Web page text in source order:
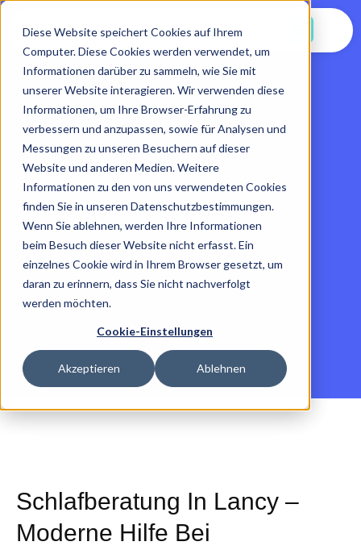
Diese Website speichert Cookies auf Ihrem
Computer. Diese Cookies werden verwendet, um
Informationen darüber zu sammeln, wie Sie mit
unserer Website interagieren. Wir verwenden diese
Informationen, um Ihre Browser-Erfahrung zu
verbessern und anzupassen, sowie für Analysen und
Messungen zu unseren Besuchern auf dieser
Website und anderen Medien. Weitere
Informationen zu den von uns verwendeten Cookies
finden Sie in unseren Datenschutzbestimmungen.
Wenn Sie ablehnen, werden Ihre Informationen
beim Besuch dieser Website nicht erfasst. Ein
einzelnes Cookie wird in Ihrem Browser gesetzt, um
daran zu erinnern, dass Sie nicht nachverfolgt
werden möchten.
Cookie-Einstellungen
Akzeptieren Ablehnen
Schlafberatung In Lancy –
Moderne Hilfe Bei